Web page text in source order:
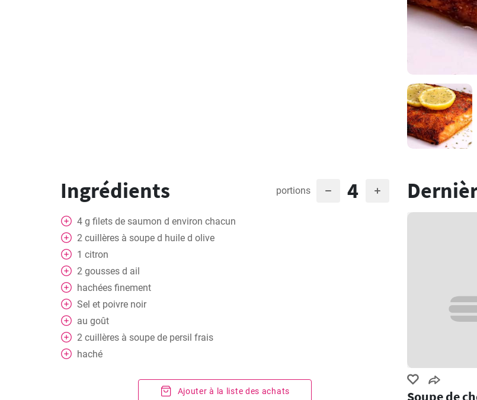
Ingrédients portions 4
4 g filets de saumon d environ chacun
2 cuillères à soupe d huile d olive
1 citron
2 gousses d ail
hachées finement
Sel et poivre noir
au goût
2 cuillères à soupe de persil frais
haché
Ajouter à la liste des achats
Soupe de